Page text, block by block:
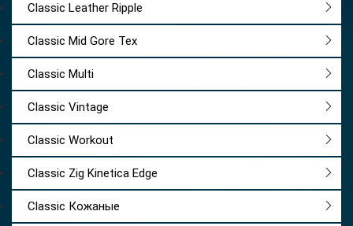
Classic Leather Ripple
Classic Mid Gore Tex
Classic Multi
Classic Vintage
Classic Workout
Classic Zig Kinetica Edge
Classic Кожаные